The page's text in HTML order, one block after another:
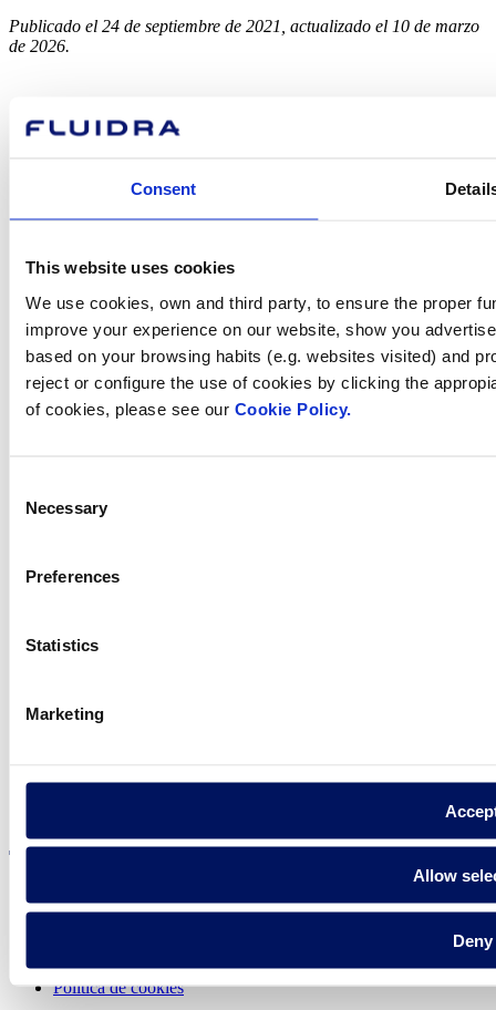
Consent
This website uses cookies
We use cookies, own and third party, to ensure the proper
improve your experience on our website, show you
based on your browsing habits (e.g. websites visited) and
reject or configure the use of cookies by clicking the
of cookies, please see our Cookie Policy.
Selection
Necessary
Preferences
Statistics
Marketing
Allow
Deny
Publicado el 24 de septiembre de 2021, actualizado el 10 de marzo
de 2026.
Sobre Fluidra
Sostenibilitat
Solucions Comercials
Treballa amb nosaltres
Sala de premsa
Com podem
Contacta amb nosaltres
Trobi Fluidra
Avís legal
Política de cookies